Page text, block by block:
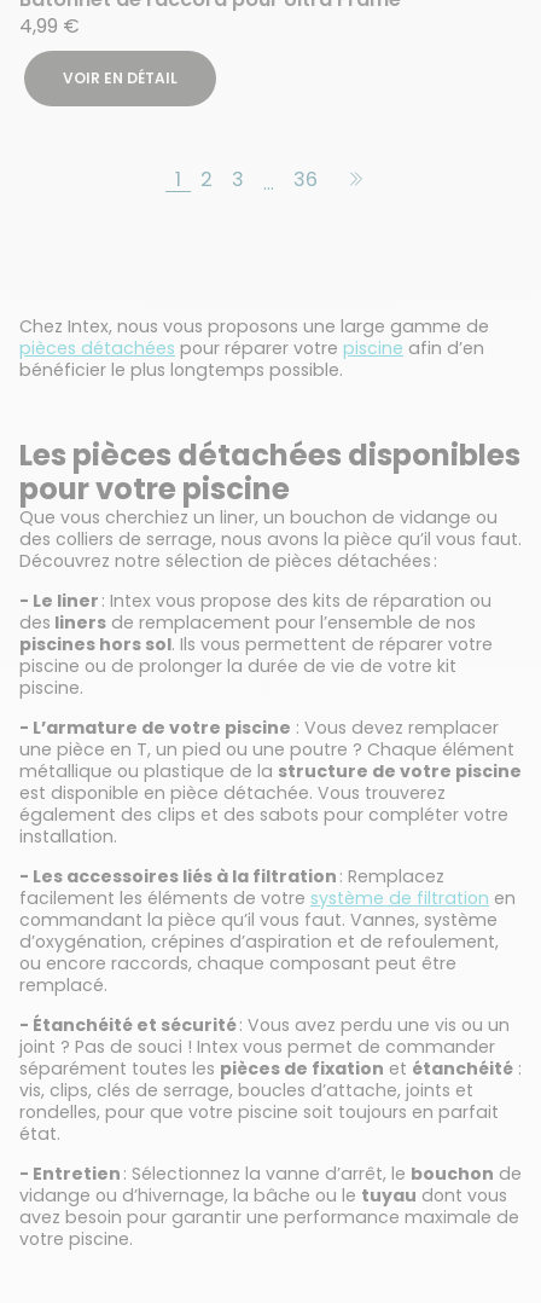
4,99 €
VOIR EN DÉTAIL
1 2 3 … 36
Chez Intex, nous vous proposons une large gamme de
pièces détachées pour réparer votre piscine afin d’en
bénéficier le plus longtemps possible.
Les pièces détachées disponibles
pour votre piscine
Que vous cherchiez un liner, un bouchon de vidange ou
des colliers de serrage, nous avons la pièce qu’il vous faut.
Découvrez notre sélection de pièces détachées :
- Le liner : Intex vous propose des kits de réparation ou
des liners de remplacement pour l’ensemble de nos
piscines hors sol. Ils vous permettent de réparer votre
piscine ou de prolonger la durée de vie de votre kit
piscine.
- L’armature de votre piscine : Vous devez remplacer
une pièce en T, un pied ou une poutre ? Chaque élément
métallique ou plastique de la structure de votre piscine
est disponible en pièce détachée. Vous trouverez
également des clips et des sabots pour compléter votre
installation.
- Les accessoires liés à la filtration : Remplacez
facilement les éléments de votre système de filtration en
commandant la pièce qu’il vous faut. Vannes, système
d’oxygénation, crépines d’aspiration et de refoulement,
ou encore raccords, chaque composant peut être
remplacé.
- Étanchéité et sécurité: Vous avez perdu une vis ou un
joint ? Pas de souci ! Intex vous permet de commander
séparément toutes les pièces de fixation et étanchéité :
vis, clips, clés de serrage, boucles d’attache, joints et
rondelles, pour que votre piscine soit toujours en parfait
état.
- Entretien : Sélectionnez la vanne d’arrêt, le bouchon de
vidange ou d’hivernage, la bâche ou le tuyau dont vous
avez besoin pour garantir une performance maximale de
votre piscine.